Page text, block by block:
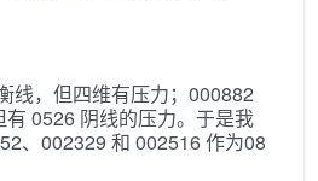
线，但四维有压力；000882
0526 阴线的压力。于是我
、002329 和 002516 作为08